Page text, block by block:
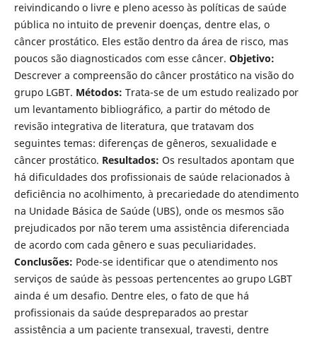
reivindicando o livre e pleno acesso às políticas de saúde
pública no intuito de prevenir doenças, dentre elas, o
câncer prostático. Eles estão dentro da área de risco, mas
poucos são diagnosticados com esse câncer. Objetivo:
Descrever a compreensão do câncer prostático na visão do
grupo LGBT. Métodos: Trata-se de um estudo realizado por
um levantamento bibliográfico, a partir do método de
revisão integrativa de literatura, que tratavam dos
seguintes temas: diferenças de gêneros, sexualidade e
câncer prostático. Resultados: Os resultados apontam que
há dificuldades dos profissionais de saúde relacionados à
deficiência no acolhimento, à precariedade do atendimento
na Unidade Básica de Saúde (UBS), onde os mesmos são
prejudicados por não terem uma assistência diferenciada
de acordo com cada gênero e suas peculiaridades.
Conclusões: Pode-se identificar que o atendimento nos
serviços de saúde às pessoas pertencentes ao grupo LGBT
ainda é um desafio. Dentre eles, o fato de que há
profissionais da saúde despreparados ao prestar
assistência a um paciente transexual, travesti, dentre